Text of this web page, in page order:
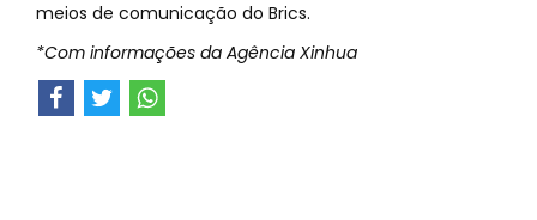
meios de comunicação do Brics.
*Com informações da Agência Xinhua